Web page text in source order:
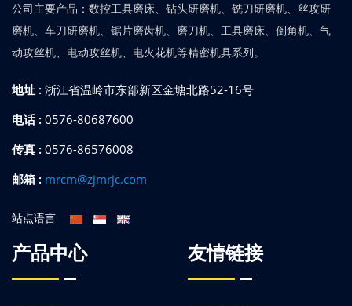
公司主要产品：数控工具磨床、钻头研磨机、铣刀研磨机、丝攻研
磨机、车刀研磨机、锯片磨齿机、磨刀机、工具磨床、倒角机、气
动攻丝机、电动攻丝机、电火花机等精密机具系列。
地址 : 浙江省温岭市东部新区金塘北路52-16号
电话 : 0576-80687600
传真 : 0576-86576008
邮箱 : mrcm@zjmrjc.com
站点语言
产品中心 友情链接